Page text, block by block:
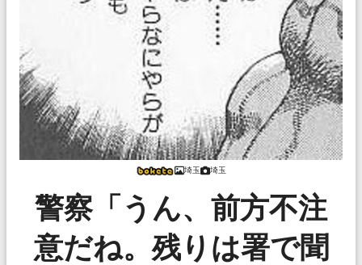
埼玉 埼玉
警察「うん、前方不注
意だね。残りは署で聞